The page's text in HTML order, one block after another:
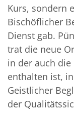
Kurs, sondern
Bischöflicher
Dienst gab.
trat die neue
in der auch
enthalten ist,
Geistlicher
der